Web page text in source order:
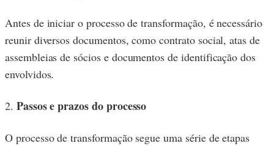
Antes de iniciar o processo de transformação, é necessário
reunir diversos documentos, como contrato social, atas de
assembleias de sócios e documentos de identificação dos
envolvidos.
2. Passos e prazos do processo
O processo de transformação segue uma série de etapas